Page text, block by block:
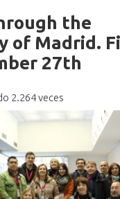
the
of Madrid.
27th
2.264 veces